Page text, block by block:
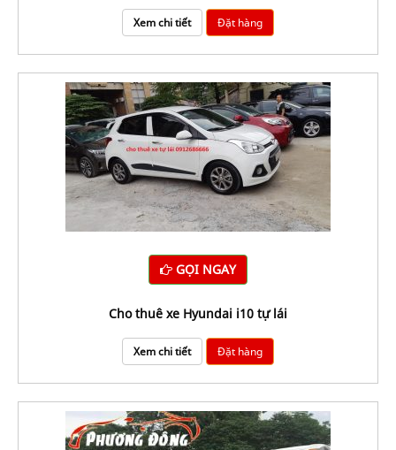
Xem chi tiết Đặt hàng
GỌI NGAY
cho thuê xe Hyundai i10 tự lái
Xem chi tiết Đặt hàng